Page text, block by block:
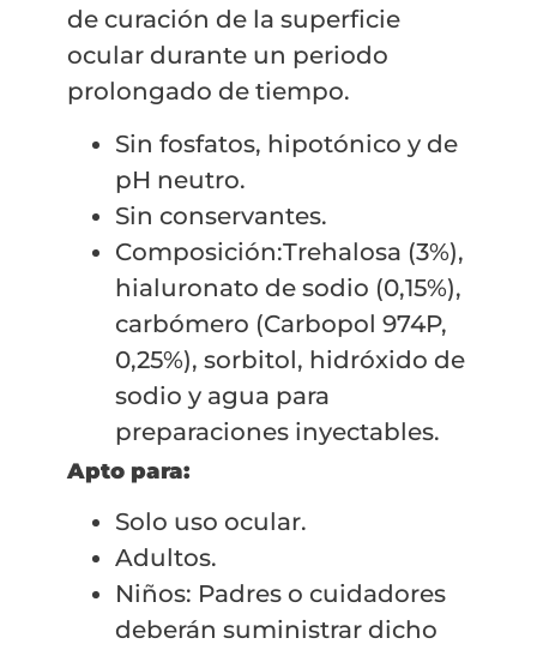
de curación de la superficie
ocular durante un periodo
prolongado de tiempo.
Sin fosfatos, hipotónico y de
pH neutro.
Sin conservantes.
Composición:Trehalosa (3%),
hialuronato de sodio (0,15%),
carbómero (Carbopol 974P,
0,25%), sorbitol, hidróxido de
sodio y agua para
preparaciones inyectables.
Apto para:
Solo uso ocular.
Adultos.
Niños: Padres o cuidadores
deberán suministrar dicho